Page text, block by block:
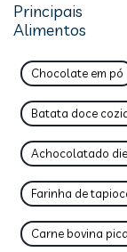
Principais
Alimentos
Chocolate em pó
Batata doce
Achocolatado
Farinha de
Carne bovina